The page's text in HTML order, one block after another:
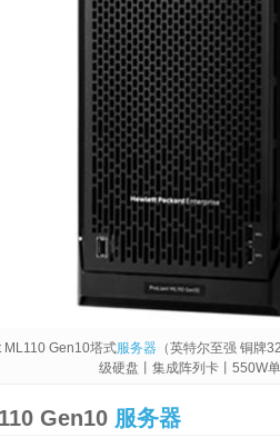
Gen10塔式服务器 （英特尔至强 铜牌
级硬盘丨集成阵列卡丨550W
Gen10 服务器